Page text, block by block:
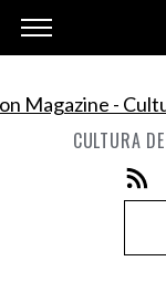
CULTURA